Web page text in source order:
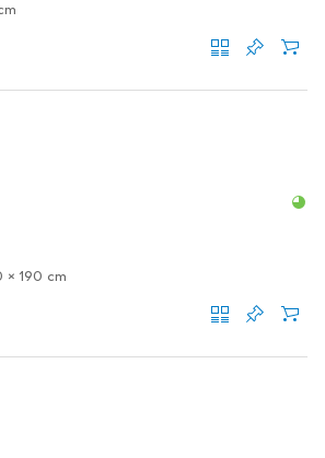
x 190 cm